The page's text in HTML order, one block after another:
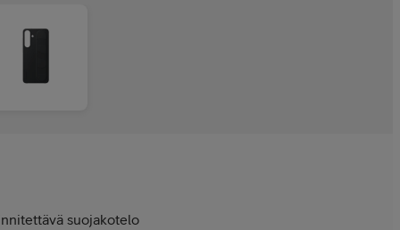
suojakotelo